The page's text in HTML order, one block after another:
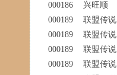
000186
兴旺顺
000189
联盟传说
000189
联盟传说
000189
联盟传说
000189
联盟传说